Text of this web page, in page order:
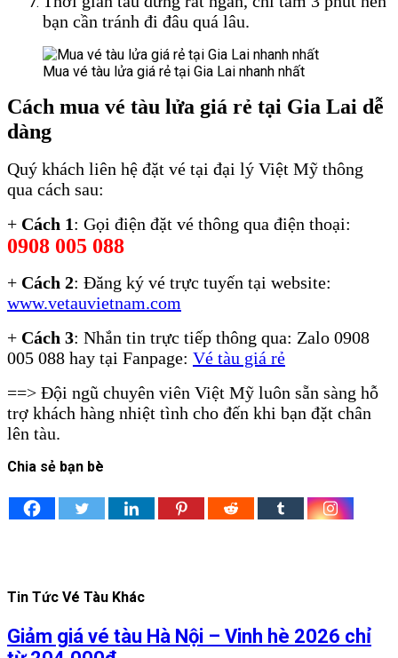
bạn cần tránh đi đâu quá lâu.
Mua vé tàu lửa giá rẻ tại Gia Lai nhanh nhất
Cách mua vé tàu lửa giá rẻ tại Gia Lai dễ
dàng
Quý khách liên hệ đặt vé tại đại lý Việt Mỹ thông
qua cách sau:
+ Cách 1: Gọi điện đặt vé thông qua điện thoại:
0908 005 088
+ Cách 2: Đăng ký vé trực tuyến tại website:
www.vetauvietnam.com
+ Cách 3: Nhắn tin trực tiếp thông qua: Zalo 0908
005 088 hay tại Fanpage: Vé tàu giá rẻ
==> Đội ngũ chuyên viên Việt Mỹ luôn sẵn sàng hỗ
trợ khách hàng nhiệt tình cho đến khi bạn đặt chân
lên tàu.
Chia sẻ bạn bè
Tin Tức Vé Tàu Khác
Giảm giá vé tàu Hà Nội – Vinh hè 2026 chỉ